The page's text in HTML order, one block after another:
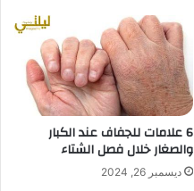
6 علامات للجفاف عند الكبار
والصغار خلال فصل الشتاء
ديسمبر 26, 2024